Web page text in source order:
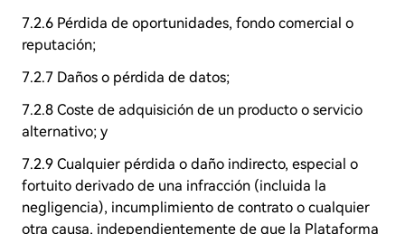
7.2.6 Pérdida de oportunidades, fondo comercial o
reputación;
7.2.7 Daños o pérdida de datos;
7.2.8 Coste de adquisición de un producto o servicio
alternativo; y
7.2.9 Cualquier pérdida o daño indirecto, especial o
fortuito derivado de una infracción (incluida la
negligencia), incumplimiento de contrato o cualquier
otra causa, independientemente de que la Plataforma